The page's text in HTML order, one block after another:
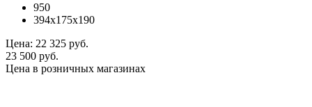
950
394x175x190
Цена: 22 325 руб.
23 500 руб.
Цена в розничных магазинах